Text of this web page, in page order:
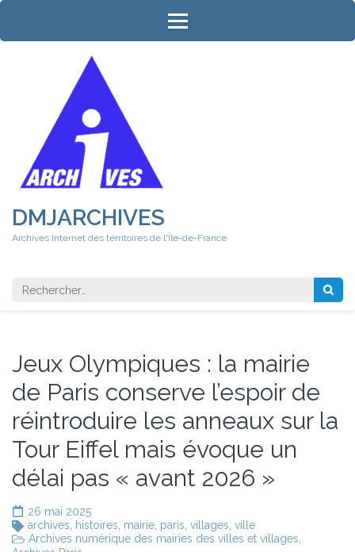
Aller
contenu
DMJARCHIVES
Archives Internet des territoires de l'Île-de-France
Rechercher
Jeux Olympiques : la mairie
de Paris conserve l’espoir de
réintroduire les anneaux sur la
Tour Eiffel mais évoque un
délai pas « avant 2026 »
26 mai 2025
archives
histoires mairie paris villages ville
Archives numérique des mairies des villes et villages